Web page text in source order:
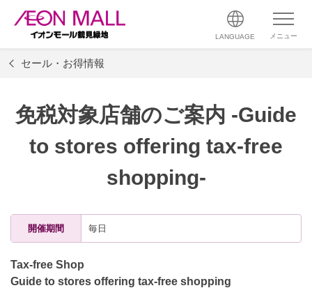
LANGUAGE メニュー
セール・お得情報
免税対象店舗のご案内 -Guide
to stores offering tax-free
shopping-
開催期間 毎日
Tax-free Shop
Guide to stores offering tax-free shopping